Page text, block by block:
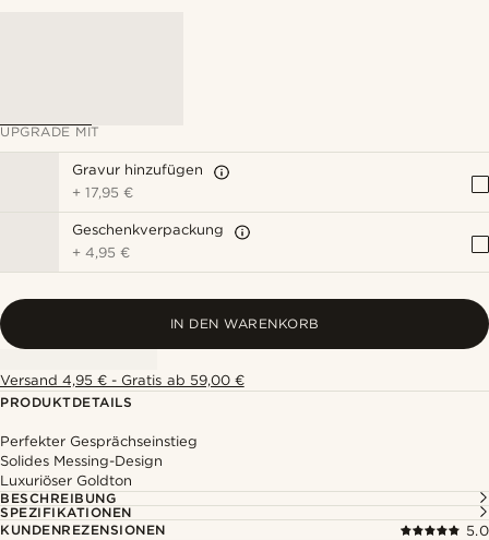
UPGRADE MIT
Gravur hinzufügen
+17,95 €
Geschenkverpackung
+4,95 €
IN DEN WARENKORB
Versand 4,95 € - Gratis ab 59,00 €
PRODUKTDETAILS
Perfekter Gesprächseinstieg
Solides Messing-Design
Luxuriöser Goldton
BESCHREIBUNG
SPEZIFIKATIONEN
KUNDENREZENSIONEN
5.0